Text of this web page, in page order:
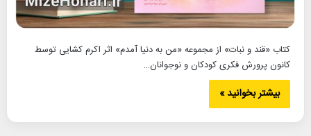
کتاب «قند و نبات» از مجموعه «من به دنیا آمدم» اثر اکرم کشایی توسط
کانون پرورش فکری کودکان و نوجوانان…
بیشتر بخوانید »